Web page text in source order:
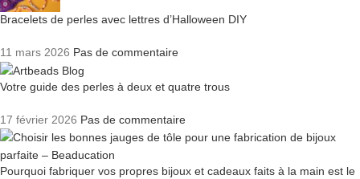
Bracelets de perles avec lettres d’Halloween DIY
11 mars 2026 Pas de commentaire
Votre guide des perles à deux et quatre trous
17 février 2026 Pas de commentaire
Pourquoi fabriquer vos propres bijoux et cadeaux faits à la main est le